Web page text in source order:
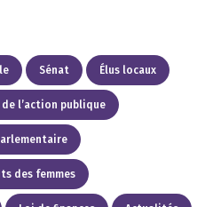
Sénat Élus locaux
l’action publique
des femmes